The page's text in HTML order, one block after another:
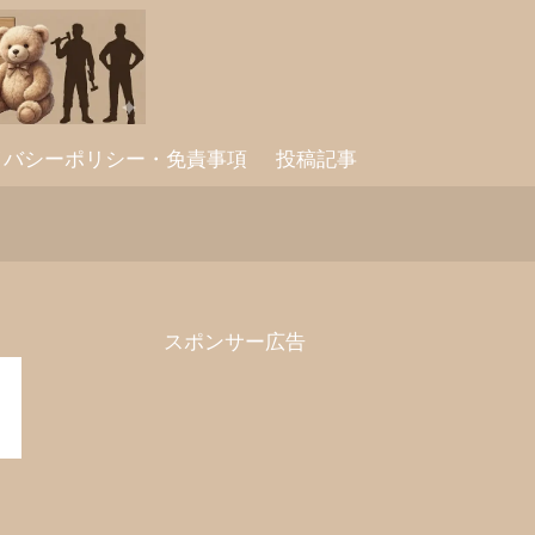
シーポリシー・免責事項 投稿記事
スポンサー広告